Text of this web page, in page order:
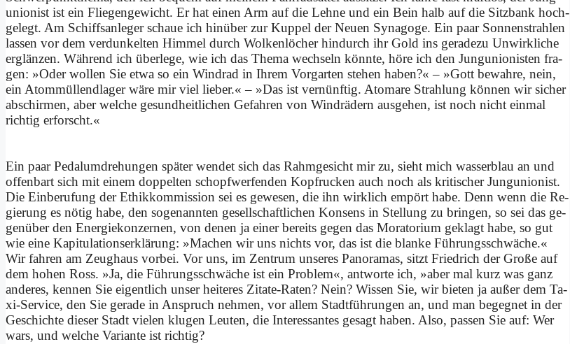
unio­nist ist ein Flie­gen­ge­wicht. Er hat ei­nen Arm auf die Leh­ne und ein Bein halb auf die Sitz­bank hoch­
ge­legt. Am Schiffs­an­le­ger schaue ich hin­über zur Kup­pel der Neu­en Syn­ago­ge. Ein paar Son­nen­strah­len
las­sen vor dem ver­dun­kel­ten Him­mel durch Wol­ken­lö­cher hin­durch ihr Gold ins ge­ra­de­zu Un­wirk­li­che
er­glän­zen. Wäh­rend ich über­le­ge, wie ich das The­ma wech­seln könn­te, hö­re ich den Jung­unio­ni­sten fra­
gen: »Oder wol­len Sie et­wa so ein Wind­rad in Ih­rem Vor­gar­ten ste­hen ha­ben?« – »Gott be­wah­re, nein,
ein Atom­müll­end­la­ger wä­re mir viel lie­ber.« – »Das ist ver­nünf­tig. Ato­ma­re Strah­lung kön­nen wir si­cher
ab­schir­men, aber wel­che ge­sund­heit­li­chen Ge­fah­ren von Wind­rä­dern aus­ge­hen, ist noch nicht ein­mal
rich­tig er­forscht.«
Ein paar Pe­dal­um­dre­hun­gen spä­ter wen­det sich das Rahm­ge­sicht mir zu, sieht mich was­ser­blau an und
of­fen­bart sich mit ei­nem dop­pel­ten schopf­wer­fen­den Kop­f­rucken auch noch als kri­ti­scher Jung­unio­nist.
Die Ein­be­ru­fung der Ethik­kom­mis­si­on sei es ge­we­sen, die ihn wirk­lich em­pört ha­be. Denn wenn die Re­
gie­rung es nö­tig ha­be, den so­ge­nann­ten ge­sell­schaft­li­chen Kon­sens in Stel­lung zu brin­gen, so sei das ge­
gen­über den Energie­konzernen, von de­nen ja ei­ner be­reits ge­gen das Mo­ra­to­ri­um ge­klagt ha­be, so gut
wie ei­ne Ka­pi­tu­la­ti­ons­er­klä­rung: »Ma­chen wir uns nichts vor, das ist die blan­ke Führungs­schwäche.«
Wir fah­ren am Zeug­haus vor­bei. Vor uns, im Zen­trum un­se­res Pan­ora­mas, sitzt Fried­rich der Gro­ße auf
dem ho­hen Ross. »Ja, die Füh­rungs­schwä­che ist ein Pro­blem«, ant­wor­te ich, »aber mal kurz was ganz
an­de­res, ken­nen Sie ei­gent­lich un­ser hei­te­res Zi­ta­te-Ra­ten? Nein? Wis­sen Sie, wir bie­ten ja au­ßer dem Ta­
xi-Ser­vice, den Sie ge­ra­de in An­spruch neh­men, vor al­lem Stadt­füh­run­gen an, und man be­geg­net in der
Ge­schich­te die­ser Stadt vie­len klu­gen Leu­ten, die In­ter­es­san­tes ge­sagt ha­ben. Al­so, pas­sen Sie auf: Wer
wars, und wel­che Va­ri­an­te ist rich­tig?